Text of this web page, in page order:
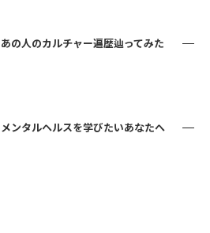
あの人のカルチャー遍歴辿ってみた
メンタルヘルスを学びたいあなたへ